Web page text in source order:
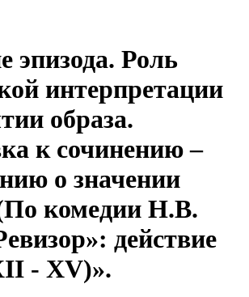
эпизода. Роль
интерпретации
образа.
к сочинению –
о значении
комедии Н.В.
действие
- XV)».